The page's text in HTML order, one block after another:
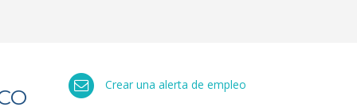
Crear una alerta de empleo